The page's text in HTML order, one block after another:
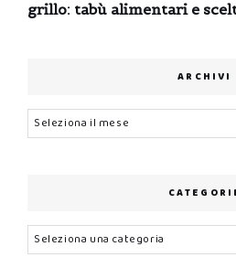
grillo: tabù alimentari e
ARCHIVI
Archivi
Categorie